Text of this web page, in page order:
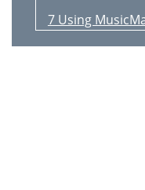
7 Using
8 Using iTunes